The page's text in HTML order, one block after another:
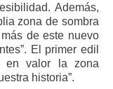
Además,
zona de sombra
de este nuevo
El primer edil
en valor la zona
historia”.